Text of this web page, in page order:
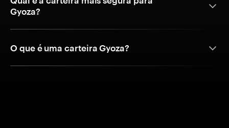
Gyoza?
O que é uma carteira Gyoza?